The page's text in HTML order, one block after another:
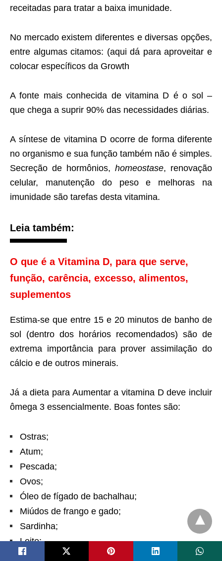
receitadas para tratar a baixa imunidade.
No mercado existem diferentes e diversas opções,
entre algumas citamos: (aqui dá para aproveitar e
colocar específicos da Growth
A fonte mais conhecida de vitamina D é o sol –
que chega a suprir 90% das necessidades diárias.
A síntese de vitamina D ocorre de forma diferente
no organismo e sua função também não é simples.
Secreção de hormônios, homeostase, renovação
celular, manutenção do peso e melhoras na
imunidade são tarefas desta vitamina.
Leia também:
O que é a Vitamina D, para que serve,
função, carência, excesso, alimentos,
suplementos
Estima-se que entre 15 e 20 minutos de banho de
sol (dentro dos horários recomendados) são de
extrema importância para prover assimilação do
cálcio e de outros minerais.
Já a dieta para Aumentar a vitamina D deve incluir
ômega 3 essencialmente. Boas fontes são:
Ostras;
Atum;
Pescada;
Ovos;
Óleo de fígado de bachalhau;
Miúdos de frango e gado;
Sardinha;
Leite;
Laranja;